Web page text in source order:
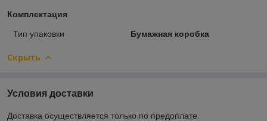
Комплектация
Тип упаковки Бумажная коробка
Скрыть
Условия доставки
Доставка осуществляется только по предоплате.